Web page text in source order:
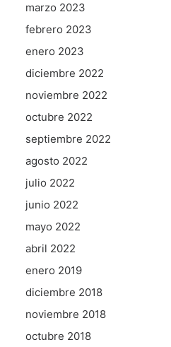
marzo 2023
febrero 2023
enero 2023
diciembre 2022
noviembre 2022
octubre 2022
septiembre 2022
agosto 2022
julio 2022
junio 2022
mayo 2022
abril 2022
enero 2019
diciembre 2018
noviembre 2018
octubre 2018